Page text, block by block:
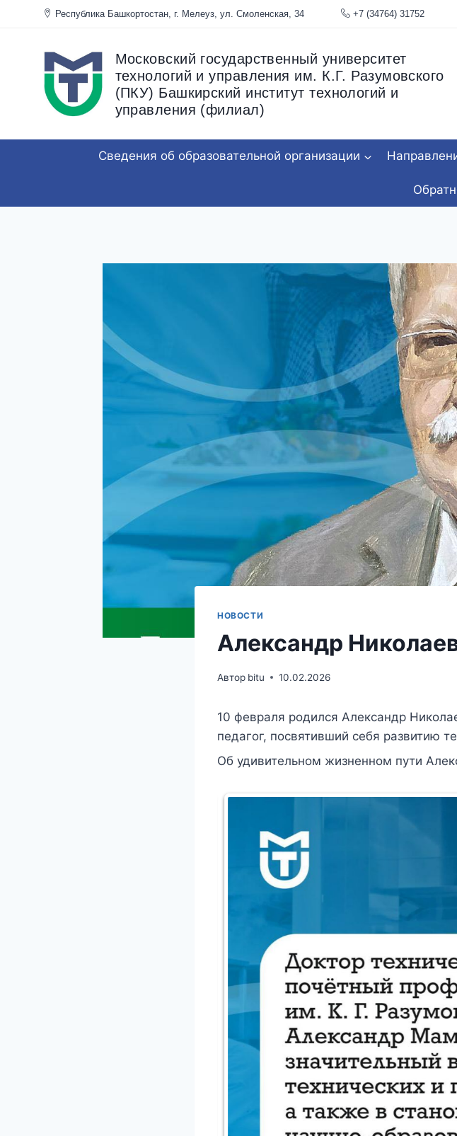
Перейти
Республика Башкортостан, г. Мелеуз, ул. Смоленская, 34 +7 (34764) 31752
Московский государственный университет
технологий и управления им. К.Г. Разумовского
(ПКУ) Башкирский институт технологий и
управления (филиал)
Сведения об образовательной организации
НОВОСТИ
Александр
Автор bitu 10.02.2026
10 февраля родился Александр
педагог, посвятивший себя развитию
Об удивительном жизненном пути